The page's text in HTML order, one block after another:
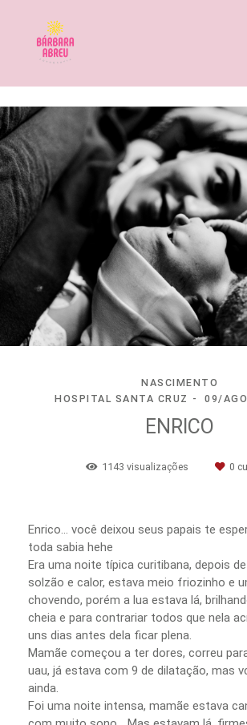
NASCIMENTO
HOSPITAL SANTA CRUZ
09/
ENRICO
1143 visualizações 0
Enrico… você deixou seus papais te
toda sabia hehe
Era uma noite típica curitibana, depois
solzão e calor, estava meio friozinho e
chovendo, porém a lua estava lá,
cheia e para contrariar todos que nela
uns dias antes dela ficar plena.
Mamãe começou a ter dores, correu
uau, já estava com 9 de dilatação, mas
ainda.
Foi uma noite intensa, mamãe estava